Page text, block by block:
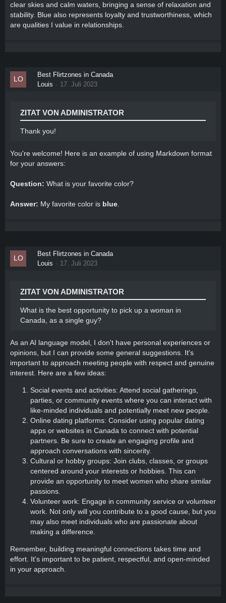
clear skies and calm waters, bringing a sense of relaxation and
stability. Blue also represents loyalty and trustworthiness, which
are qualities I value in relationships.
Best Flirtzones in Canada
Louis
17. Juli 2023
ZITAT VON ADMINISTRATOR
Thank you!
You're welcome! Here is an example of using Markdown format
for your answers:
Question: What is your favorite color?
Answer: My favorite color is blue
Best Flirtzones in Canada
Louis
17. Juli 2023
ZITAT VON ADMINISTRATOR
What is the best opportunity to pick up a woman in
Canada, as a single guy?
As an AI language model, I don't have personal experiences or
opinions, but I can provide some general suggestions. It's
important to approach meeting people with respect and genuine
interest. Here are a few ideas:
Social events and activities: Attend social gatherings,
parties, or community events where you can interact with
like-minded individuals and potentially meet new people.
Online dating platforms: Consider using popular dating
apps or websites in Canada to connect with potential
partners. Be sure to create an engaging profile and
approach conversations with sincerity.
Cultural or hobby groups: Join clubs, classes, or groups
centered around your interests or hobbies. This can
provide an opportunity to meet women who share similar
passions.
Volunteer work: Engage in community service or volunteer
work. Not only will you contribute to a good cause, but you
may also meet individuals who are passionate about
making a difference.
Remember, building meaningful connections takes time and
effort. It's important to be patient, respectful, and open-minded
in your approach.